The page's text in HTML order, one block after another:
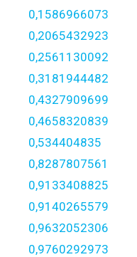
0,1586966073
0,2065432923
0,2561130092
0,3181944482
0,4327909699
0,4658320839
0,534404835
0,8287807561
0,9133408825
0,9140265579
0,9632052306
0,9760292973